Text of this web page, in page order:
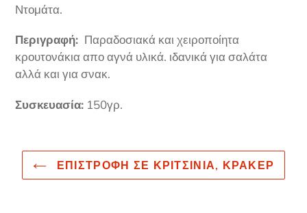
Ντομάτα.
Περιγραφή: Παραδοσιακά και χειροποίητα
κρουτονάκια απο αγνά υλικά. ιδανικά για σαλάτα
αλλά και για σνακ.
Συσκευασία: 150γρ.
ΕΠΙΣΤΡΟΦΉ ΣΕ ΚΡΙΤΣΊΝΙΑ, ΚΡΆΚΕΡ